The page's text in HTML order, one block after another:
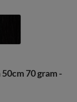
70 gram -